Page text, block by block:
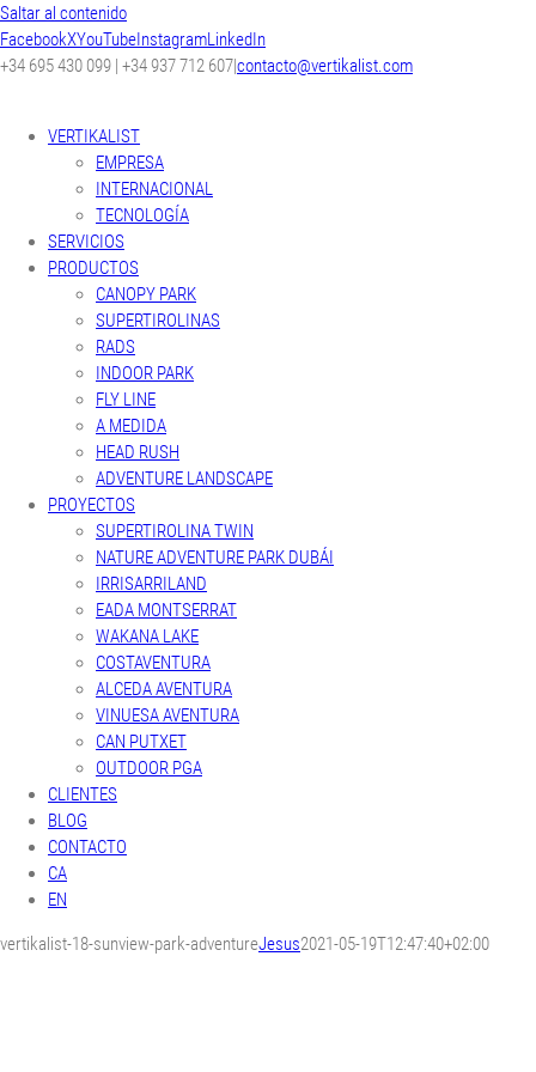
Saltar al contenido
FacebookXYouTubeInstagramLinkedIn
+34 695 430 099 | +34 937 712 607|contacto@vertikalist.com
VERTIKALIST
EMPRESA
INTERNACIONAL
TECNOLOGÍA
SERVICIOS
PRODUCTOS
CANOPY PARK
SUPERTIROLINAS
RADS
INDOOR PARK
FLY LINE
A MEDIDA
HEAD RUSH
ADVENTURE LANDSCAPE
PROYECTOS
SUPERTIROLINA TWIN
NATURE ADVENTURE PARK DUBÁI
IRRISARRILAND
EADA MONTSERRAT
WAKANA LAKE
COSTAVENTURA
ALCEDA AVENTURA
VINUESA AVENTURA
CAN PUTXET
OUTDOOR PGA
CLIENTES
BLOG
CONTACTO
CA
EN
vertikalist-18-sunview-park-adventureJesus2021-05-19T12:47:40+02:00